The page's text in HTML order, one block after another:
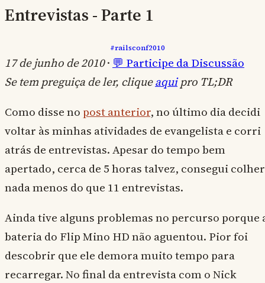
Entrevistas - Parte 1
#railsconf2010
17 de junho de 2010· 💬 Participe da Discussão
Se tem preguiça de ler, cliqueaquipro TL;DR
Como disse no post anterior, no último dia decidi
voltar às minhas atividades de evangelista e corri
atrás de entrevistas. Apesar do tempo bem
apertado, cerca de 5 horas talvez, consegui colher
nada menos do que 11 entrevistas.
Ainda tive alguns problemas no percurso porque
bateria do Flip Mino HD não aguentou. Pior foi
descobrir que ele demora muito tempo para
recarregar. No final da entrevista com o Nick